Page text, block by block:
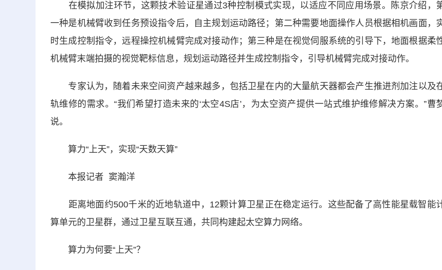
在模拟加注环节，这颗技术验证星通过3种控制模式实现，以适应不同应用场景。陈京介绍，
一种是机械臂收到任务预设指令后，自主规划运动路径；第二种需要地面操作人员根据相机画面，
时生成控制指令，远程操控机械臂完成对接动作；第三种是在视觉伺服系统的引导下，地面根据柔
机械臂末端拍摄的视觉靶标信息，规划运动路径并生成控制指令，引导机械臂完成对接动作。
专家认为，随着未来空间资产越来越多，包括卫星在内的大量航天器都会产生推进剂加注以及
轨维修的需求。“我们希望打造未来的‘太空4S店’，为太空资产提供一站式维护维修解决方案。”曹
说。
算力“上天”，实现“天数天算”
本报记者 窦瀚洋
距离地面约500千米的近地轨道中，12颗计算卫星正在稳定运行。这些配备了高性能星载智能
算单元的卫星群，通过卫星互联互通，共同构建起太空算力网络。
算力为何要“上天”？